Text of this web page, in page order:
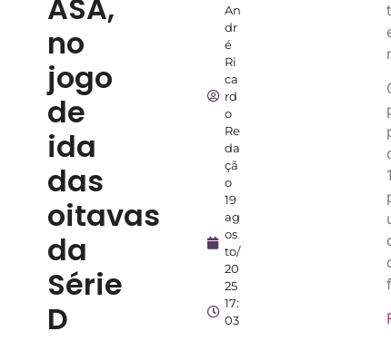
ASA,
no
jogo
de
ida
das
oitavas
da
Série
D
An
dr
é
Ri
ca
rd
o
Re
da
çã
o
19
ag
os
to/
20
25
17:
03